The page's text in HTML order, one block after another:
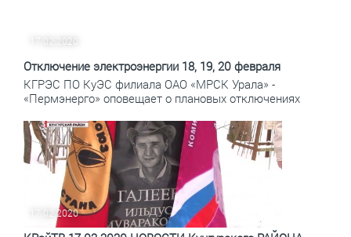
17.02.2020
Отключение электроэнергии 18, 19, 20 февраля
КГРЭС ПО КуЭС филиала ОАО «МРСК Урала» -
«Пермэнерго» оповещает о плановых отключениях
17.02.2020